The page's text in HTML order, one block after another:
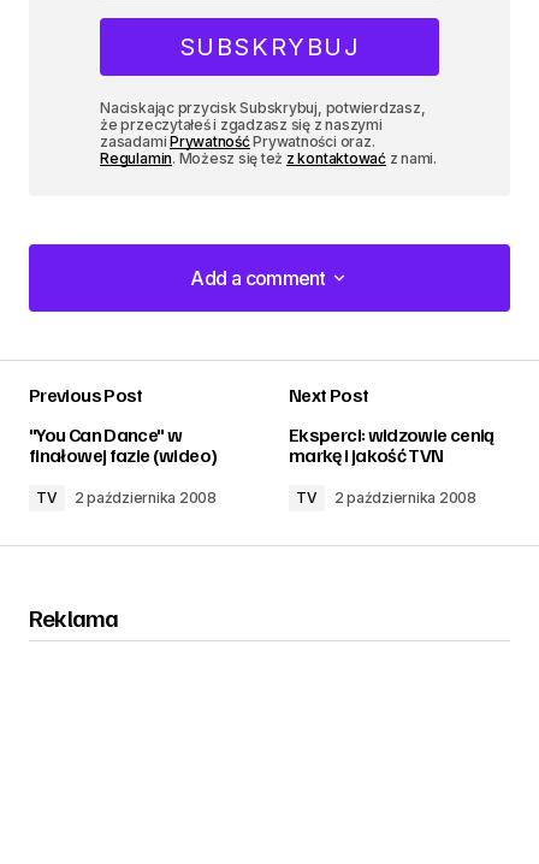
Naciskając przycisk Subskrybuj, potwierdzasz,
że przeczytałeś i zgadzasz się z naszymi
zasadamiPrywatnośćPrywatności oraz.
Regulamin. Możesz się też z kontaktowaćz nami.
Add a comment
Add a comment
Previous Post
"You Can Dance" w
finałowej fazie (wideo)
TV 2 października 2008
Next Post
Eksperci: widzowie cenią
markę i jakość TVN
TV 2 października 2008
Reklama